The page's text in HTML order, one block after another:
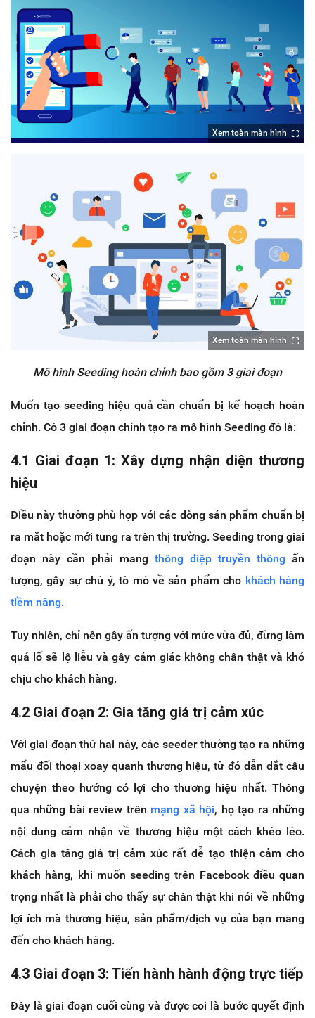
Xem toàn màn hình
Xem toàn màn hình
Mô hình Seeding hoàn chỉnh bao gồm 3 giai đoạn
Muốn tạo seeding hiệu quả cần chuẩn bị kế hoạch hoàn
chỉnh. Có 3 giai đoạn chính tạo ra mô hình Seeding đó là:
4.1 Giai đoạn 1: Xây dựng nhận diện thương
hiệu
Điều này thường phù hợp với các dòng sản phẩm chuẩn bị
ra mắt hoặc mới tung ra trên thị trường. Seeding trong giai
đoạn này cần phải mang thông điệp truyền thông ấn
tượng, gây sự chú ý, tò mò về sản phẩm cho khách hàng
tiềm năng.
Tuy nhiên, chỉ nên gây ấn tượng với mức vừa đủ, đừng làm
quá lố sẽ lộ liễu và gây cảm giác không chân thật và khó
chịu cho khách hàng.
4.2 Giai đoạn 2: Gia tăng giá trị cảm xúc
Với giai đoạn thứ hai này, các seeder thường tạo ra những
mẩu đối thoại xoay quanh thương hiệu, từ đó dẫn dắt câu
chuyện theo hướng có lợi cho thương hiệu nhất. Thông
qua những bài review trên mạng xã hội, họ tạo ra những
nội dung cảm nhận về thương hiệu một cách khéo léo.
Cách gia tăng giá trị cảm xúc rất dễ tạo thiện cảm cho
khách hàng, khi muốn seeding trên Facebook điều quan
trọng nhất là phải cho thấy sự chân thật khi nói về những
lợi ích mà thương hiệu, sản phẩm/dịch vụ của bạn mang
đến cho khách hàng.
4.3 Giai đoạn 3: Tiến hành hành động trực tiếp
Đây là giai đoạn cuối cùng và được coi là bước quyết định